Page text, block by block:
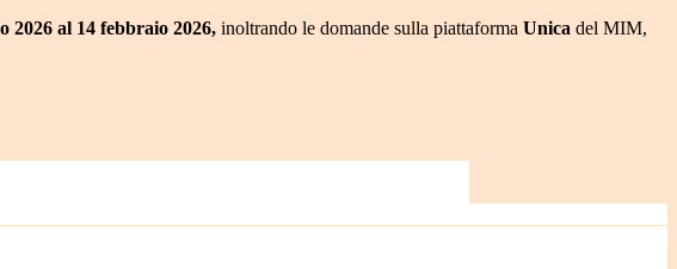
2026 al 14 febbraio 2026, inoltrando le domande sulla piattaforma Unica del MIM,